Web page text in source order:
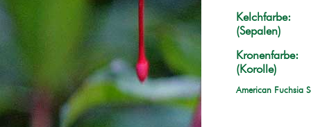
Kelchfarbe:
(Sepalen)
Kronenfarbe:
(Korolle)
American Fuchsia